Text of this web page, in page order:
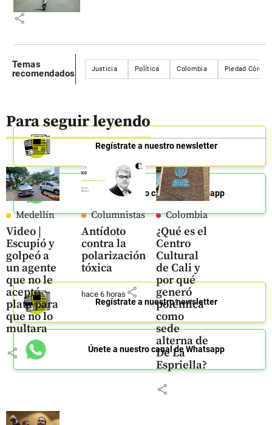
share
Temas
recomendados
Justicia Política Colombia Piedad
Para seguir leyendo
Medellín
Video |
Escupió y
golpeó a
un agente
que no le
aceptó
plata para
que no lo
multara
share
Columnistas
Antídoto
contra la
polarización
tóxica
hace 6 horas share
Colombia
¿Qué es el
Centro
Cultural
de Cali y
por qué
generó
polémica
como
sede
alterna de
De La
Espriella?
share
Regístrate a nuestro newsletter
Únete a nuestro canal de Whatsapp
Regístrate a nuestro newsletter
Únete a nuestro canal de Whatsapp